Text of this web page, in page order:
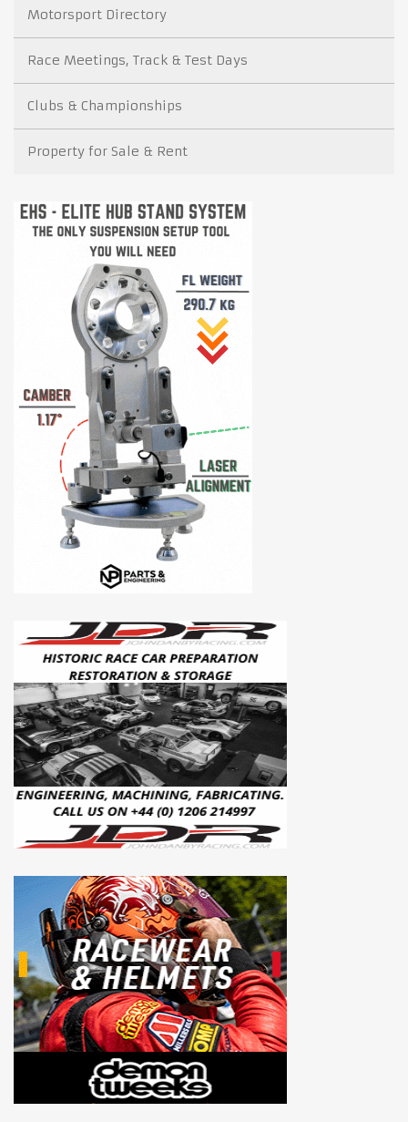
Motorsport Directory
Race Meetings, Track & Test Days
Clubs & Championships
Property for Sale & Rent